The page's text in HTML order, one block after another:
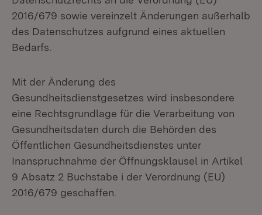
2016/679 sowie vereinzelt Änderungen außerhalb
des Datenschutzes aufgrund eines aktuellen
Bedarfs.
Mit der Änderung des
Gesundheitsdienstgesetzes wird insbesondere
eine Rechtsgrundlage für die Verarbeitung von
Gesundheitsdaten durch die Behörden des
Öffentlichen Gesundheitsdienstes unter
Inanspruchnahme der Öffnungsklausel in Artikel
9 Absatz 2 Buchstabe i der Verordnung (EU)
2016/679 geschaffen.